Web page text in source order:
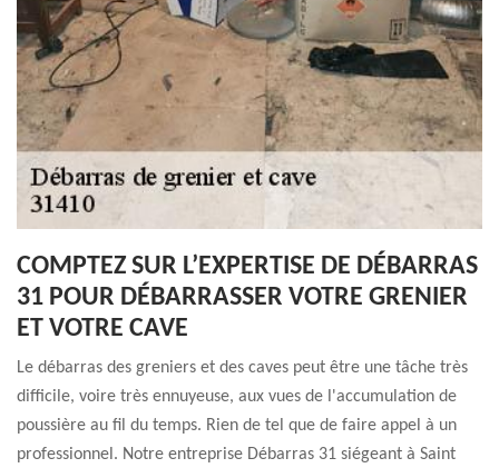
COMPTEZ SUR L’EXPERTISE DE DÉBARRAS
31 POUR DÉBARRASSER VOTRE GRENIER
ET VOTRE CAVE
Le débarras des greniers et des caves peut être une tâche très
difficile, voire très ennuyeuse, aux vues de l'accumulation de
poussière au fil du temps. Rien de tel que de faire appel à un
professionnel. Notre entreprise Débarras 31 siégeant à Saint